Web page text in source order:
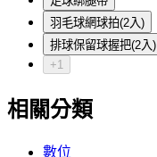
羽毛球網球拍(2入)
排球保留球握把(2入)
+1
相關分類
數位